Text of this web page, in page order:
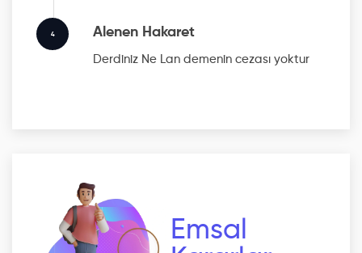
4 Alenen Hakaret
Derdiniz Ne Lan demenin cezası yoktur
Emsal